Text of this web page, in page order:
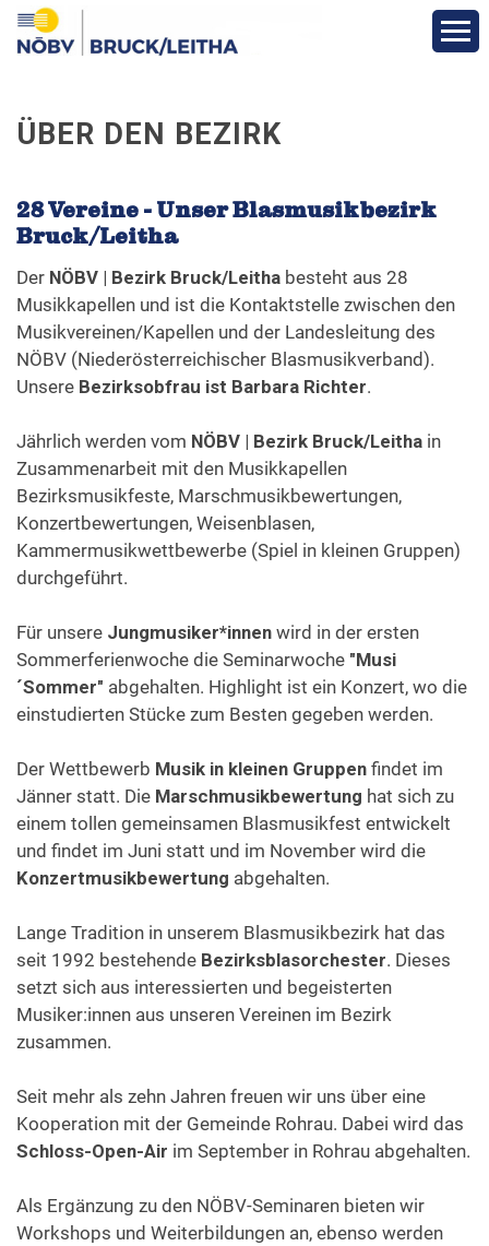
Bezirks-Termine
Vereine
Funktionäre
Veranstaltungen
Formulare & Downloads
ÜBER DEN BEZIRK
28 Vereine - Unser Blasmusikbezirk
Bruck/Leitha
Der NÖBV | Bezirk Bruck/Leitha besteht aus 28
Musikkapellen und ist die Kontaktstelle zwischen den
Musikvereinen/Kapellen und der Landesleitung des
NÖBV (Niederösterreichischer Blasmusikverband).
Unsere Bezirksobfrau ist Barbara Richter.
Jährlich werden vom NÖBV | Bezirk Bruck/Leitha in
Zusammenarbeit mit den Musikkapellen
Bezirksmusikfeste, Marschmusikbewertungen,
Konzertbewertungen, Weisenblasen,
Kammermusikwettbewerbe (Spiel in kleinen Gruppen)
durchgeführt.
Für unsere Jungmusiker*innen wird in der ersten
Sommerferienwoche die Seminarwoche "Musi
´Sommer" abgehalten. Highlight ist ein Konzert, wo die
einstudierten Stücke zum Besten gegeben werden.
Der Wettbewerb Musik in kleinen Gruppen findet im
Jänner statt. Die Marschmusikbewertung hat sich zu
einem tollen gemeinsamen Blasmusikfest entwickelt
und findet im Juni statt und im November wird die
Konzertmusikbewertung abgehalten.
Lange Tradition in unserem Blasmusikbezirk hat das
seit 1992 bestehende Bezirksblasorchester. Dieses
setzt sich aus interessierten und begeisterten
Musiker:innen aus unseren Vereinen im Bezirk
zusammen.
Seit mehr als zehn Jahren freuen wir uns über eine
Kooperation mit der Gemeinde Rohrau. Dabei wird das
Schloss-Open-Air im September in Rohrau abgehalten.
Als Ergänzung zu den NÖBV-Seminaren bieten wir
Workshops und Weiterbildungen an, ebenso werden